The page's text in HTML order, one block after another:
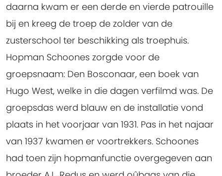
daarna kwam er een derde en vierde patrouille
bij en kreeg de troep de zolder van de
zusterschool ter beschikking als troephuis.
Hopman Schoones zorgde voor de
groepsnaam: Den Bosconaar, een boek van
Hugo West, welke in die dagen verfilmd was. De
groepsdas werd blauw en de installatie vond
plaats in het voorjaar van 1931. Pas in het najaar
van 1937 kwamen er voortrekkers. Schoones
had toen zijn hopmanfunctie overgegeven aan